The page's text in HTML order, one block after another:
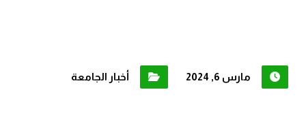
مارس 6, 2024 أخبار الجامعة